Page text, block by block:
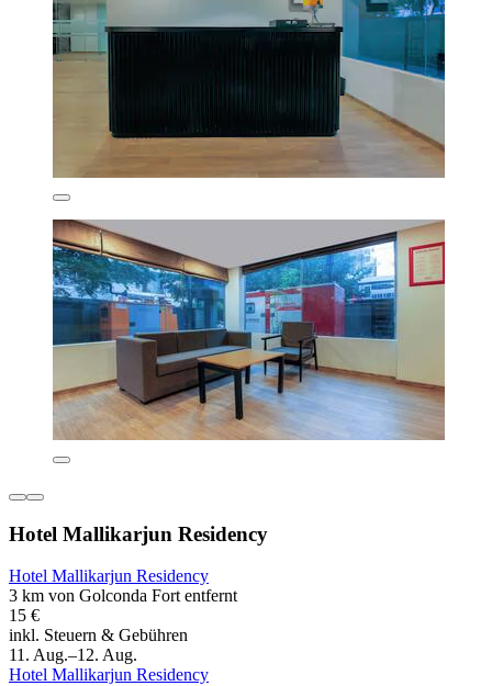
Hotel Mallikarjun Residency
Hotel Mallikarjun Residency
3 km von Golconda Fort entfernt
15 €
inkl. Steuern & Gebühren
11. Aug.–12. Aug.
Hotel Mallikarjun Residency